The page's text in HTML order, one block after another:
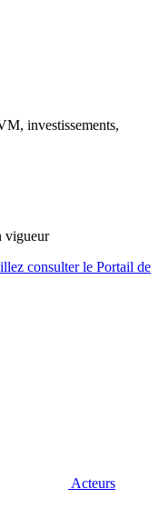
investissements,
vigueur
consulter le Portail de
Acteurs